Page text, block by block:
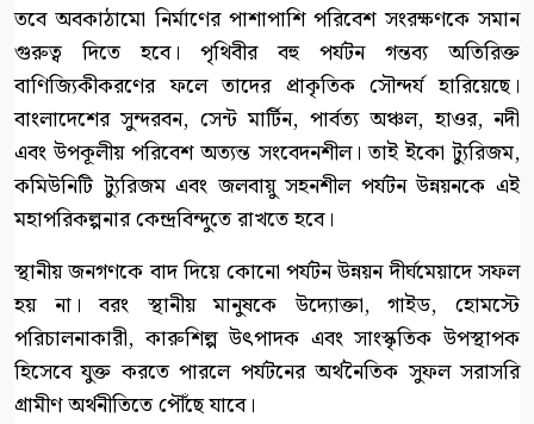
তবে অবকাঠামো নির্মাণের পাশাপাশি পরিবেশ সংরক্ষণকে সমান
গুরুত্ব দিতে হবে। পৃথিবীর বহু পর্যটন গন্তব্য অতিরিক্ত
বাণিজ্যিকীকরণের ফলে তাদের প্রাকৃতিক সৌন্দর্য হারিয়েছে।
বাংলাদেশের সুন্দরবন, সেন্ট মার্টিন, পার্বত্য অঞ্চল, হাওর, নদী
এবং উপকূলীয় পরিবেশ অত্যন্ত সংবেদনশীল। তাই ইকো ট্যুরিজম,
কমিউনিটি ট্যুরিজম এবং জলবায়ু সহনশীল পর্যটন উন্নয়নকে এই
মহাপরিকল্পনার কেন্দ্রবিন্দুতে রাখতে হবে।
স্থানীয় জনগণকে বাদ দিয়ে কোনো পর্যটন উন্নয়ন দীর্ঘমেয়াদে সফল
হয় না। বরং স্থানীয় মানুষকে উদ্যোক্তা, গাইড, হোমস্টে
পরিচালনাকারী, কারুশিল্প উৎপাদক এবং সাংস্কৃতিক উপস্থাপক
হিসেবে যুক্ত করতে পারলে পর্যটনের অর্থনৈতিক সুফল সরাসরি
গ্রামীণ অর্থনীতিতে পৌঁছে যাবে।